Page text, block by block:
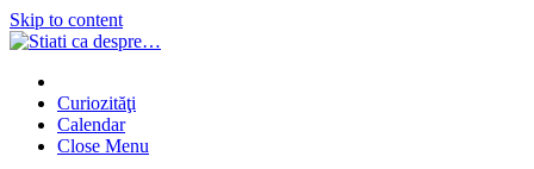
Skip to content
Curiozităţi
Calendar
Close Menu